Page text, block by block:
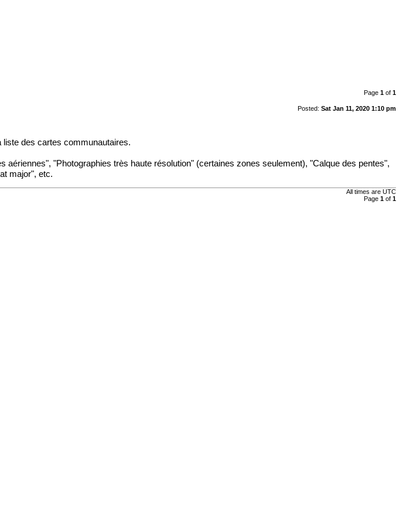
Page 1of 1
Posted: Sat Jan 11, 2020 1:10 pm
liste des cartes communautaires.
aériennes", "Photographies très haute résolution" (certaines zones seulement), "Calque des pentes",
major", etc.
All times are UTC
Page 1of 1